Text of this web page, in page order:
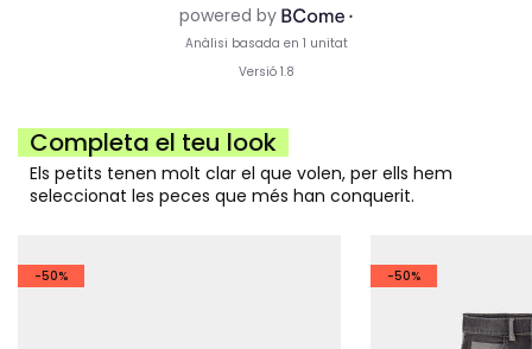
Completa el teu look
Els petits tenen molt clar el que volen, per ells hem
seleccionat les peces que més han conquerit.
-50% -50%